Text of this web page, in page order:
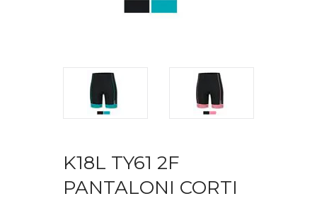
K18L TY61 2F
PANTALONI CORTI